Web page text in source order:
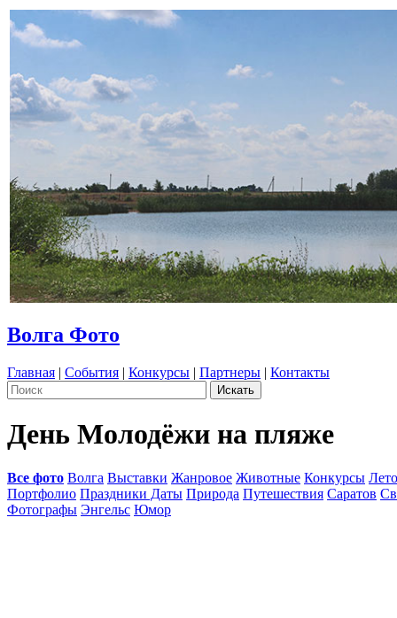
Волга Фото
Главная | События | Конкурсы | Партнеры | Контакты
День Молодёжи на пляже
Все фото Волга Выставки Жанровое Животные Конкурсы
Портфолио Праздники Даты Природа Путешествия Саратов
Фотографы Энгельс Юмор